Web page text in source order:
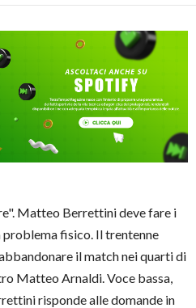
Matteo Berrettini deve fare i
problema fisico. Il trentenne
il match nei quarti di
Matteo Arnaldi. Voce bassa,
risponde alle domande in